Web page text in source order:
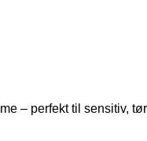
– perfekt til sensitiv,